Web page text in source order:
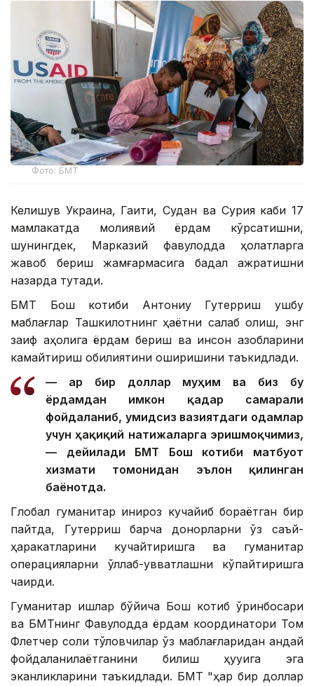
Фото: БМТ
Келишув Украина, Гаити, Судан ва Сурия каби 17
мамлакатда молиявий ёрдам кўрсатишни,
шунингдек, Марказий фавқулодда ҳолатларга
жавоб бериш жамғармасига бадал ажратишни
назарда тутади.
БМТ Бош котиби Антониу Гутерриш ушбу
маблағлар Ташкилотнинг ҳаётни сақлаб қолиш, энг
заиф аҳолига ёрдам бериш ва инсон азобларини
камайтириш қобилиятини оширишини таъкидлади.
— Ҳар бир доллар муҳим ва биз бу
ёрдамдан имкон қадар самарали
фойдаланиб, умидсиз вазиятдаги одамлар
учун ҳақиқий натижаларга эришмоқчимиз,
— дейилади БМТ Бош котиби матбуот
хизмати томонидан эълон қилинган
баёнотда.
Глобал гуманитар инқироз кучайиб бораётган бир
пайтда, Гутерриш барча донорларни ўз саъй-
ҳаракатларини кучайтиришга ва гуманитар
операцияларни қўллаб-қувватлашни кўпайтиришга
чақирди.
Гуманитар ишлар бўйича Бош котиб ўринбосари
ва БМТнинг Фавқулодда ёрдам координатори Том
Флетчер солиқ тўловчилар ўз маблағларидан қандай
фойдаланилаётганини билиш ҳуқуқига эга
эканликларини таъкидлади. БМТ "ҳар бир доллар